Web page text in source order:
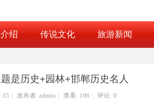
绍 传说文化 旅游新闻
是历史+园林+邯郸历史名人
| 发布者: admin | 查看: 196 | 评论: 0